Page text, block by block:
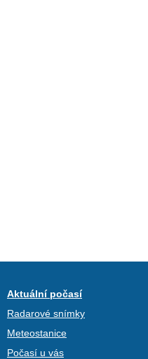
Aktuální počasí
Radarové snímky
Meteostanice
Počasí u vás